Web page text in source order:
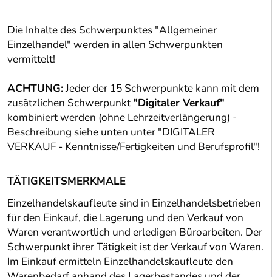
Die Inhalte des Schwerpunktes "Allgemeiner
Einzelhandel" werden in allen Schwerpunkten
vermittelt!
ACHTUNG:Jeder der 15 Schwerpunkte kann mit dem
zusätzlichen Schwerpunkt"Digitaler Verkauf"
kombiniert werden (ohne Lehrzeitverlängerung) -
Beschreibung siehe unten unter "DIGITALER
VERKAUF - Kenntnisse/Fertigkeiten und Berufsprofil"!
TÄTIGKEITSMERKMALE
Einzelhandelskaufleute sind in Einzelhandelsbetrieben
für den Einkauf, die Lagerung und den Verkauf von
Waren verantwortlich und erledigen Büroarbeiten. Der
Schwerpunkt ihrer Tätigkeit ist der Verkauf von Waren.
Im Einkauf ermitteln Einzelhandelskaufleute den